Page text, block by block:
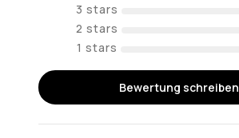
Bewertung schreiben